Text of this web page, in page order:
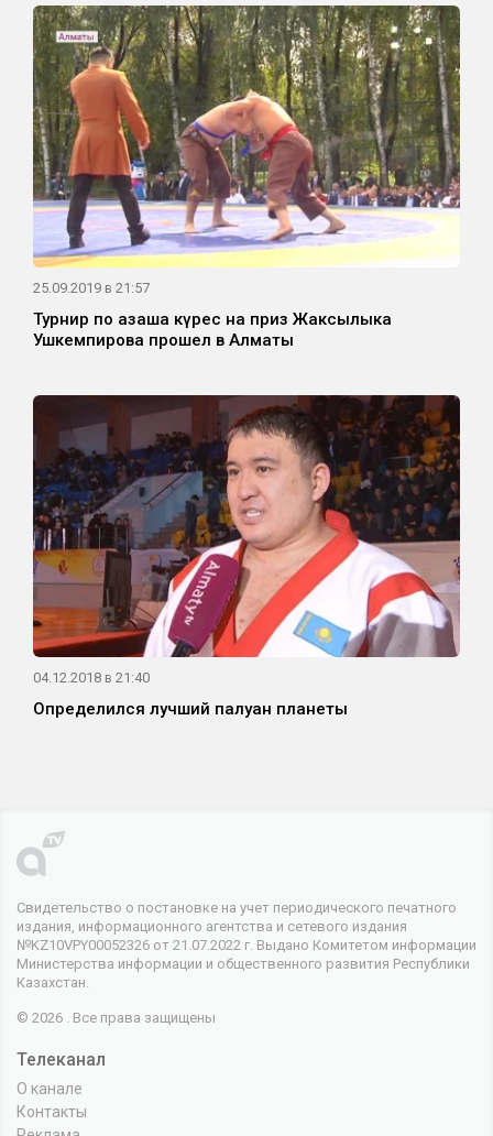
25.09.2019 в 21:57
Турнир по қазақша күрес на приз Жаксылыка
Ушкемпирова прошел в Алматы
04.12.2018 в 21:40
Определился лучший палуан планеты
Свидетельство о постановке на учет периодического печатного
издания, информационного агентства и сетевого издания
№KZ10VPY00052326 от 21.07.2022 г. Выдано Комитетом информации
Министерства информации и общественного развития Республики
Казахстан.
© 2026 . Все права защищены
Телеканал
О канале
Контакты